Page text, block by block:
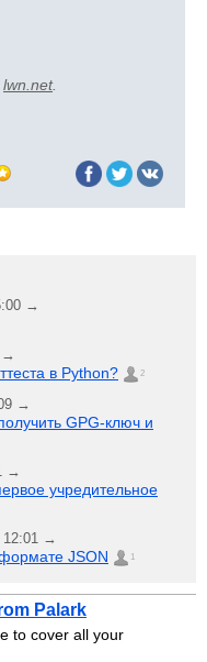
lwn.net.
→
→
в Python? 2
→
GPG-ключ и
→
учредительное
12:01 →
JSON 1
Palark
to cover all your